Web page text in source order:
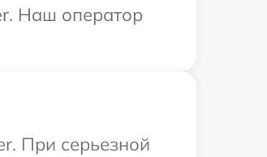
Наш оператор
При серьезной